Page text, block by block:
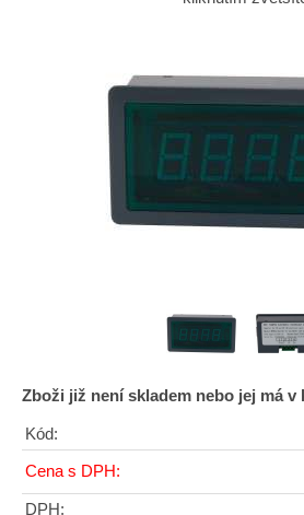
Zboži již není skladem nebo jej má
Kód:
Cena s DPH:
DPH: